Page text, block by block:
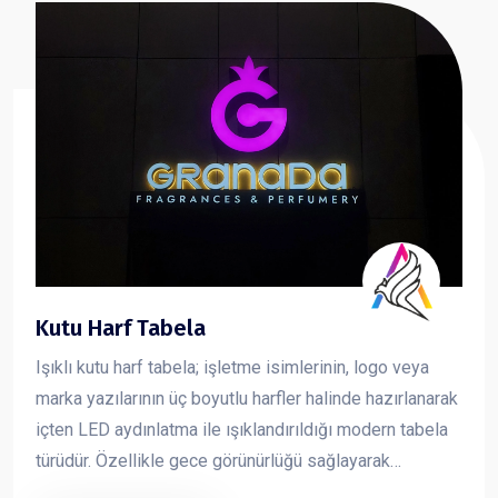
Kutu Harf Tabela
Işıklı kutu harf tabela; işletme isimlerinin, logo veya
marka yazılarının üç boyutlu harfler halinde hazırlanarak
içten LED aydınlatma ile ışıklandırıldığı modern tabela
türüdür. Özellikle gece görünürlüğü sağlayarak